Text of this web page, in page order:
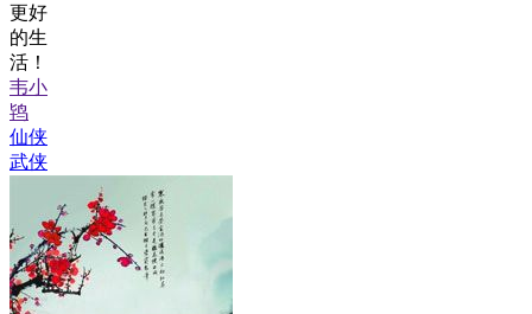
更好
的生
活！
韦小
鸨
仙侠
武侠